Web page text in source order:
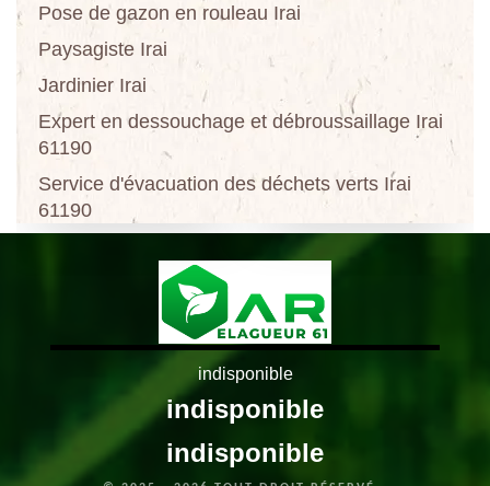
Pose de gazon en rouleau Irai
Paysagiste Irai
Jardinier Irai
Expert en dessouchage et débroussaillage Irai
61190
Service d'évacuation des déchets verts Irai
61190
indisponible
indisponible
indisponible